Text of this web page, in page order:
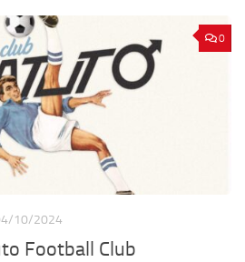
0
10/2024
Football Club